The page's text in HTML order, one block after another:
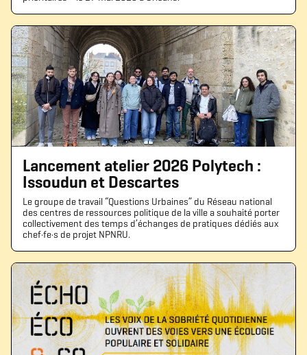
Lancement atelier 2026 Polytech :
Issoudun et Descartes
Le groupe de travail “Questions Urbaines” du Réseau national
des centres de ressources politique de la ville a souhaité porter
collectivement des temps d’échanges de pratiques dédiés aux
chef·fe·s de projet NPNRU.